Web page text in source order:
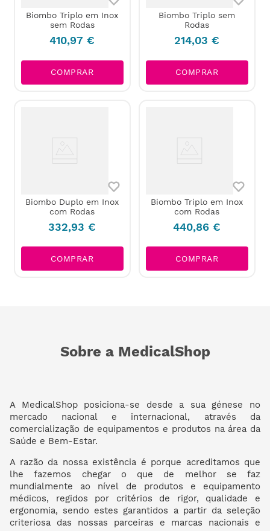
Biombo Triplo em Inox
sem Rodas
410,97 €
COMPRAR
Biombo Triplo sem
Rodas
214,03 €
COMPRAR
Biombo Duplo em Inox
com Rodas
332,93 €
COMPRAR
Biombo Triplo em Inox
com Rodas
440,86 €
COMPRAR
Sobre a MedicalShop
A MedicalShop posiciona-se desde a sua génese no
mercado nacional e internacional, através da
comercialização de equipamentos e produtos na área da
Saúde e Bem-Estar.
A razão da nossa existência é porque acreditamos que
lhe fazemos chegar o que de melhor se faz
mundialmente ao nível de produtos e equipamento
médicos, regidos por critérios de rigor, qualidade e
ergonomia, sendo estes garantidos a partir da seleção
criteriosa das nossas parceiras e marcas nacionais e